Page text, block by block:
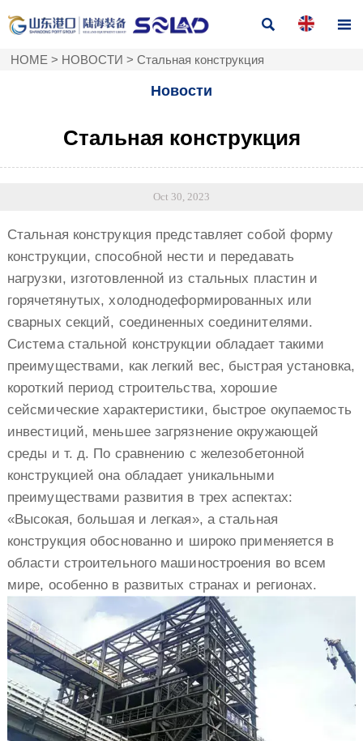
 
HOME > НОВОСТИ >Стальная конструкция
Новости
Стальная конструкция
Oct 30, 2023
Стальная конструкция представляет собой форму
конструкции, способной нести и передавать
нагрузки, изготовленной из стальных пластин и
горячетянутых, холоднодеформированных или
сварных секций, соединенных соединителями.
Система стальной конструкции обладает такими
преимуществами, как легкий вес, быстрая установка,
короткий период строительства, хорошие
сейсмические характеристики, быстрое окупаемость
инвестиций, меньшее загрязнение окружающей
среды и т. д. По сравнению с железобетонной
конструкцией она обладает уникальными
преимуществами развития в трех аспектах:
«Высокая, большая и легкая», а стальная
конструкция обоснованно и широко применяется в
области строительного машиностроения во всем
мире, особенно в развитых странах и регионах.